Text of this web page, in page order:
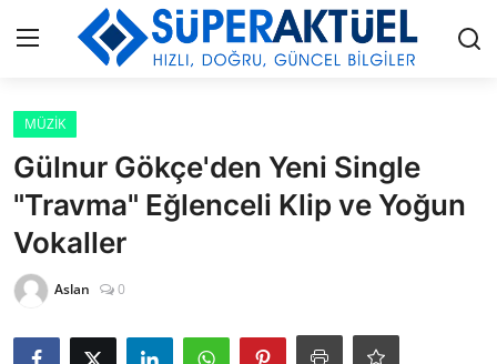
HAKKIMIZDA
KÜNYE
MODA
MÜZİK
Gülnur Gökçe'den Yeni Single
"Travma" Eğlenceli Klip ve Yoğun
Vokaller
Aslan 0